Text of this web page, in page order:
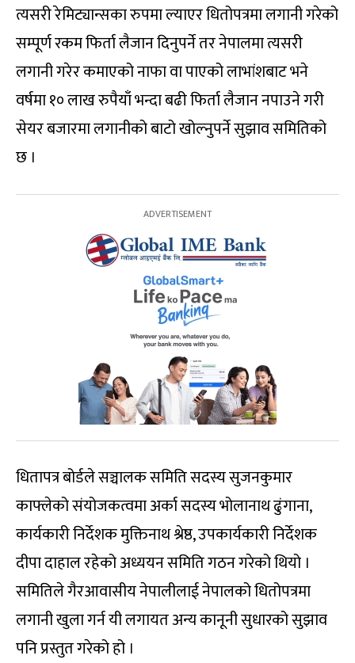
त्यसरी रेमिट्यान्सका रुपमा ल्याएर धितोपत्रमा लगानी गरेको
सम्पूर्ण रकम फिर्ता लैजान दिनुपर्ने तर नेपालमा त्यसरी
लगानी गरेर कमाएको नाफा वा पाएको लाभांशबाट भने
वर्षमा १० लाख रुपैयाँ भन्दा बढी फिर्ता लैजान नपाउने गरी
सेयर बजारमा लगानीको बाटो खोल्नुपर्ने सुझाव समितिको
छ ।
धितापत्र बोर्डले सञ्चालक समिति सदस्य सुजनकुमार
काफ्लेको संयोजकत्वमा अर्का सदस्य भोलानाथ ढुंगाना,
कार्यकारी निर्देशक मुक्तिनाथ श्रेष्ठ, उपकार्यकारी निर्देशक
दीपा दाहाल रहेको अध्ययन समिति गठन गरेको थियो ।
समितिले गैरआवासीय नेपालीलाई नेपालको धितोपत्रमा
लगानी खुला गर्न यी लगायत अन्य कानूनी सुधारको सुझाव
पनि प्रस्तुत गरेको हो ।